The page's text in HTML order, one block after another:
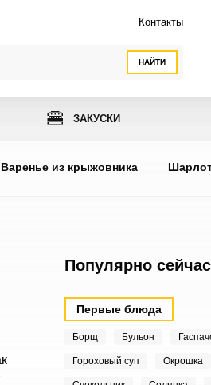
НАЙТИ
Контакты
🍔 ЗАКУСКИ
Варенье из крыжовника
Популярно сейчас
Первые блюда
Борщ Бульон
Гороховый суп Окрошка